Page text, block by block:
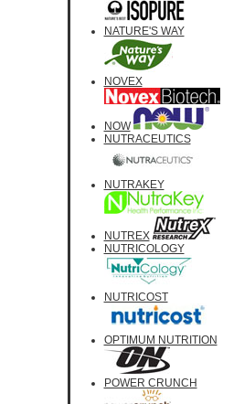
NATURE'S WAY
NOVEX
NOW
NUTRACEUTICS
NUTRAKEY
NUTREX
NUTRICOLOGY
NUTRICOST
OPTIMUM NUTRITION
POWER CRUNCH